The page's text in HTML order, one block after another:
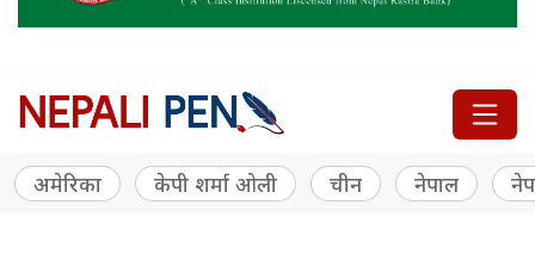
अमेरिका केपी शर्मा ओली चीन नेपाल